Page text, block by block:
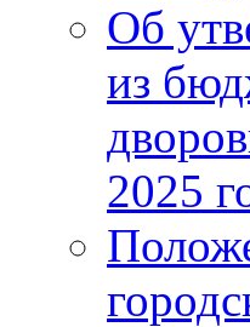
Об
из
2025